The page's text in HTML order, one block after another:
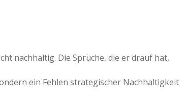
nachhaltig. Die Sprüche, die er drauf hat,
ein Fehlen strategischer Nachhaltigkeit